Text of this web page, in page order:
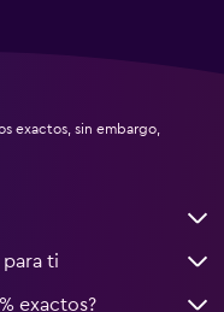
exactos, sin embargo,
ti
exactos?